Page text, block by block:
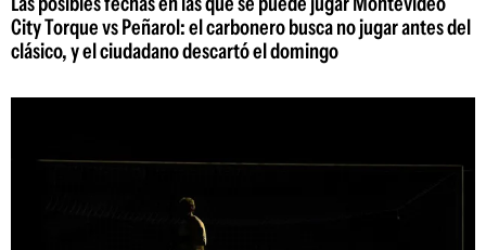
City Torque vs Peñarol: el carbonero busca no jugar antes del
clásico, y el ciudadano descartó el domingo